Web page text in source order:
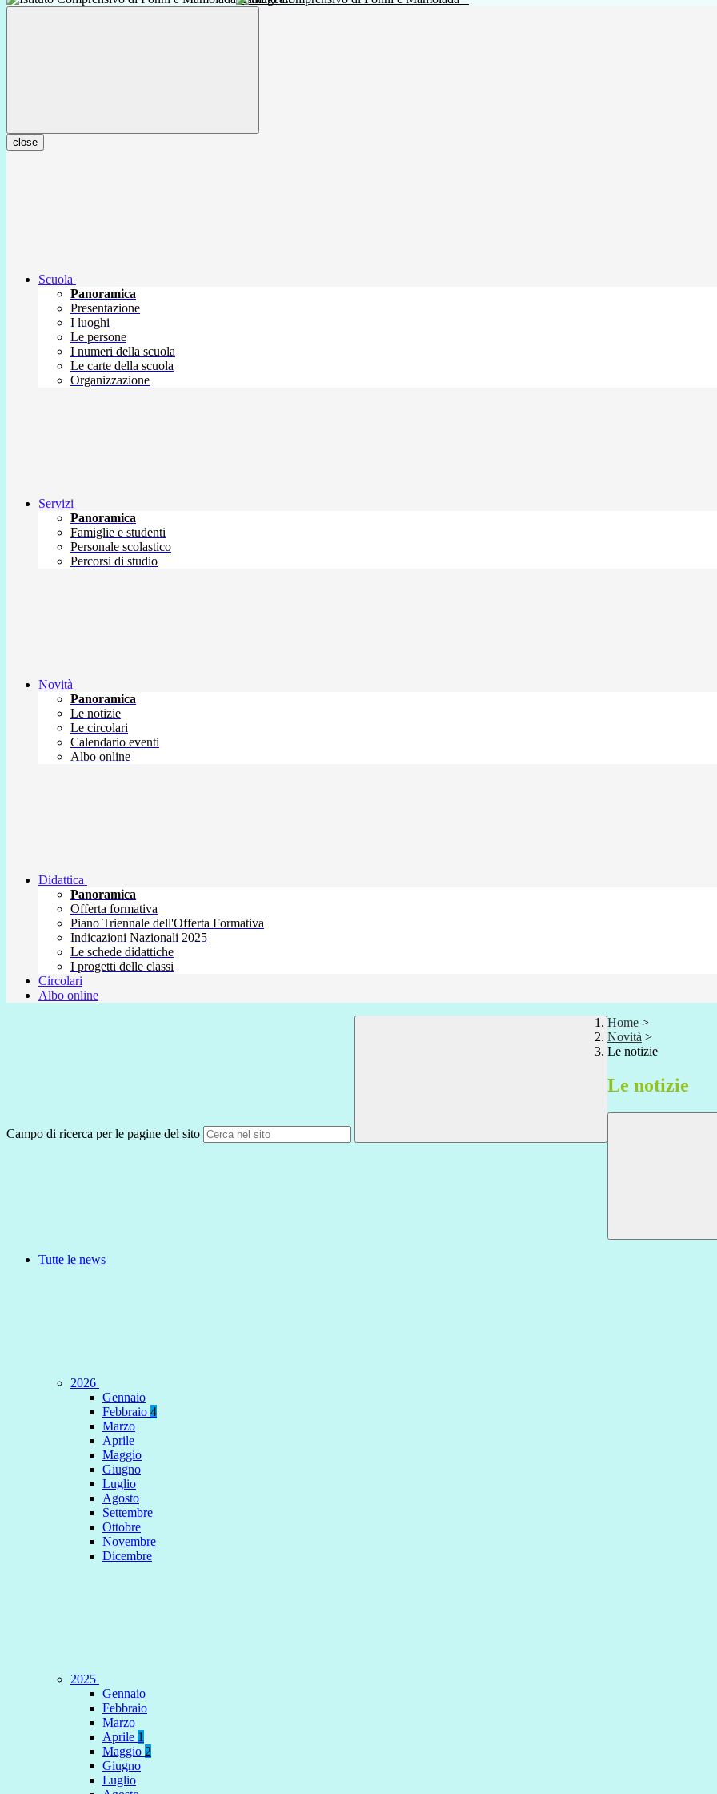
close
Scuola
Panoramica
Presentazione
I luoghi
Le persone
I numeri della scuola
Le carte della scuola
Organizzazione
Servizi
Panoramica
Famiglie e studenti
Personale scolastico
Percorsi di studio
Novità
Panoramica
Le notizie
Le circolari
Calendario eventi
Albo online
Didattica
Panoramica
Offerta formativa
Piano Triennale dell'Offerta Formativa
Indicazioni Nazionali 2025
Le schede didattiche
I progetti delle classi
Circolari
Albo online
Campo di ricerca per le pagine del sito
Home >
Novità >
Le notizie
Le notizie
Tutte le news
2026
Gennaio
Febbraio 4
Marzo
Aprile
Maggio
Giugno
Luglio
Agosto
Settembre
Ottobre
Novembre
Dicembre
2025
Gennaio
Febbraio
Marzo
Aprile 1
Maggio 2
Giugno
Luglio